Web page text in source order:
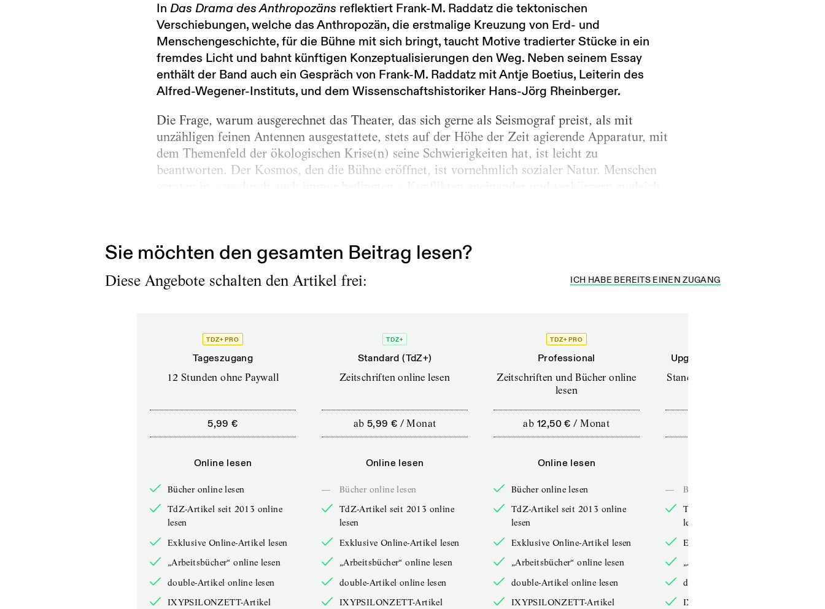
In Das Drama des Anthropozäns reflektiert Frank-M. Raddatz die tektonischen
Verschiebungen, welche das Anthropozän, die erstmalige Kreuzung von Erd- und
Menschengeschichte, für die Bühne mit sich bringt, taucht Motive tradierter Stücke in ein
fremdes Licht und bahnt künftigen Konzeptualisierungen den Weg. Neben seinem Essay
enthält der Band auch ein Gespräch von Frank-M. Raddatz mit Antje Boetius, Leiterin des
Alfred-Wegener-Instituts, und dem Wissenschaftshistoriker Hans-Jörg Rheinberger.
Die Frage, warum ausgerechnet das Theater, das sich gerne als Seismograf preist, als mit
unzähligen feinen Antennen ausgestattete, stets auf der Höhe der Zeit agierende Apparatur, mit
dem Themenfeld der ökologischen Krise(n) seine Schwierigkeiten hat, ist leicht zu
beantworten. Der Kosmos, den die Bühne eröffnet, ist vornehmlich sozialer Natur. Menschen
Sie möchten den gesamten Beitrag lesen?
Diese Angebote schalten den Artikel frei: ICH HABE BEREITS EINEN ZUGANG
TDZ+ PRO
Tageszugang
12 Stunden ohne Paywall
5,99 €
Online lesen
Bücher online lesen
TdZ-Artikel seit 2013 online
lesen
Exklusive Online-Artikel lesen
„Arbeitsbücher“ online lesen
double-Artikel online lesen
IXYPSILONZETT-Artikel
TDZ+
Standard (TdZ+)
Zeitschriften online lesen
ab 5,99 € /Monat
Online lesen
—
Bücher online lesen
TdZ-Artikel seit 2013 online
lesen
Exklusive Online-Artikel lesen
„Arbeitsbücher“ online lesen
double-Artikel online lesen
IXYPSILONZETT-Artikel
TDZ+ PRO
Professional
Zeitschriften und Bücher online
lesen
ab 12,50 € /Monat
Online lesen
Bücher online lesen
TdZ-Artikel seit 2013 online
lesen
Exklusive Online-Artikel lesen
„Arbeitsbücher“ online lesen
double-Artikel online lesen
IXYPSILONZETT-Artikel
Upgrade für Printabonnenten
Standard (TdZ+) – Zeitschriften
—
Bücher online lesen
TdZ-Artikel seit 2013 online
lesen
Exklusive Online-Artikel lesen
„Arbeitsbücher“ online lesen
double-Artikel online lesen
IXYPSILONZETT-Artikel